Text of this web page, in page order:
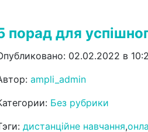
порад для
02.02.2022 в
ampli_admin
Без рубрики
дистанційне навчання,